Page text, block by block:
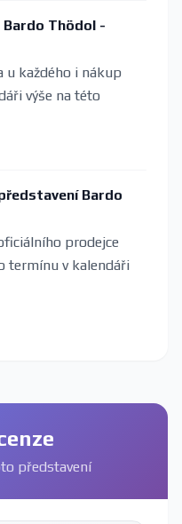
Bardo Thödol -
u každého i nákup
výše na této
Bardo
prodejce
termínu v kalendáři
představení